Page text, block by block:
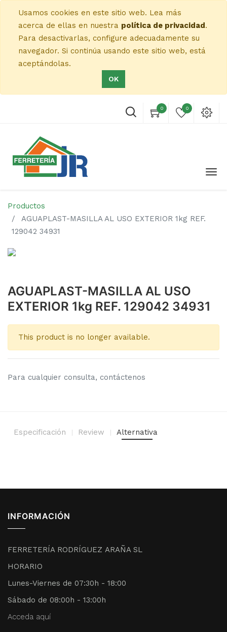
Usamos cookies en este sitio web. Lea más
acerca de ellas en nuestra política de privacidad.
Para desactivarlas, configure adecuadamente su
navegador. Si continúa usando este sitio web, está
aceptándolas.
OK
0 0
Productos
AGUAPLAST-MASILLA AL USO EXTERIOR 1kg REF.
129042 34931
AGUAPLAST-MASILLA AL USO
EXTERIOR 1kg REF. 129042 34931
This product is no longer available.
Para cualquier consulta, contáctenos
Especificación Review Alternativa
INFORMACIÓN
FERRETERÍA RODRÍGUEZ ARAÑA SL
HORARIO
Lunes-Viernes de 07:30h - 18:00
Sábado de 08:00h - 13:00h
Acceda aquí